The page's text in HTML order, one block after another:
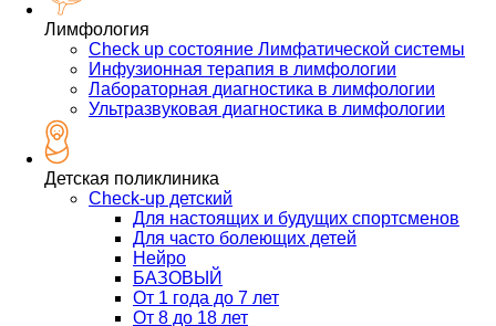
Лимфология
Check up состояние Лимфатической системы
Инфузионная терапия в лимфологии
Лабораторная диагностика в лимфологии
Ультразвуковая диагностика в лимфологии
Детская поликлиника
Check-up детский
Для настоящих и будущих спортсменов
Для часто болеющих детей
Нейро
БАЗОВЫЙ
От 1 года до 7 лет
От 8 до 18 лет